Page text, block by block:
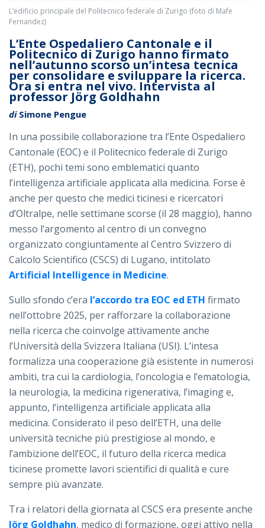
L’edificio principale del Politecnico federale di Zurigo (foto di Mafe
Fernandez)
L’Ente Ospedaliero Cantonale e il
Politecnico di Zurigo hanno firmato
nell’autunno scorso un’intesa tecnica
per consolidare e sviluppare la ricerca.
Ora si entra nel vivo. Intervista al
professor Jörg Goldhahn
diSimone Pengue
In una possibile collaborazione tra l’Ente Ospedaliero
Cantonale (EOC) e il Politecnico federale di Zurigo
(ETH), pochi temi sono emblematici quanto
l’intelligenza artificiale applicata alla medicina. Forse è
anche per questo che medici ticinesi e ricercatori
d’Oltralpe, nelle settimane scorse (il 28 maggio), hanno
messo l’argomento al centro di un convegno
organizzato congiuntamente al Centro Svizzero di
Calcolo Scientifico (CSCS) di Lugano, intitolato
Artificial Intelligence in Medicine.
Sullo sfondo c’era l’accordo tra EOC ed ETH firmato
nell’ottobre 2025, per rafforzare la collaborazione
nella ricerca che coinvolge attivamente anche
l’Università della Svizzera Italiana (USI). L’intesa
formalizza una cooperazione già esistente in numerosi
ambiti, tra cui la cardiologia, l’oncologia e l’ematologia,
la neurologia, la medicina rigenerativa, l’imaging e,
appunto, l’intelligenza artificiale applicata alla
medicina. Considerato il peso dell’ETH, una delle
università tecniche più prestigiose al mondo, e
l’ambizione dell’EOC, il futuro della ricerca medica
ticinese promette lavori scientifici di qualità e cure
sempre più avanzate.
Tra i relatori della giornata al CSCS era presente anche
Jörg Goldhahn, medico di formazione, oggi attivo nella